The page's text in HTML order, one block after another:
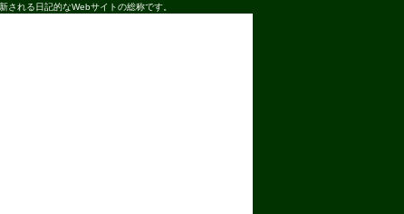
れる日記的なWebサイトの総称です。